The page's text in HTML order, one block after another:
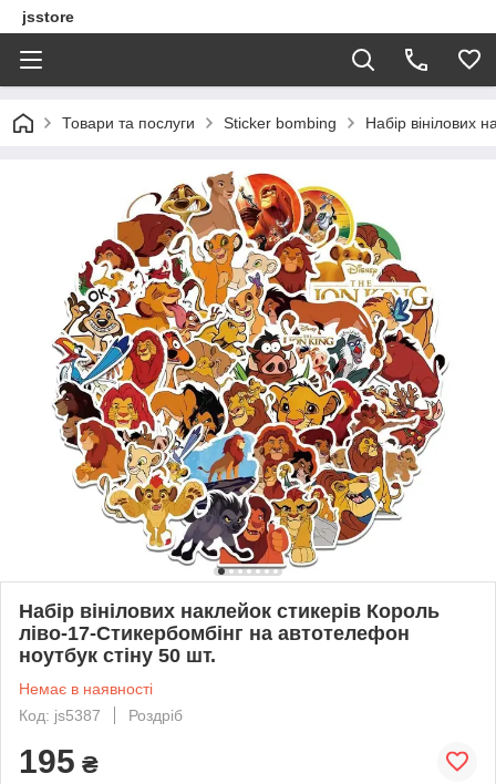
jsstore
Товари та послуги Sticker bombing Набір вінілових
Набір вінілових наклейок стикерів Король
ліво-17-Стикербомбінг на автотелефон
ноутбук стіну 50 шт.
Немає в наявності
Код: js5387
Роздріб
195 ₴